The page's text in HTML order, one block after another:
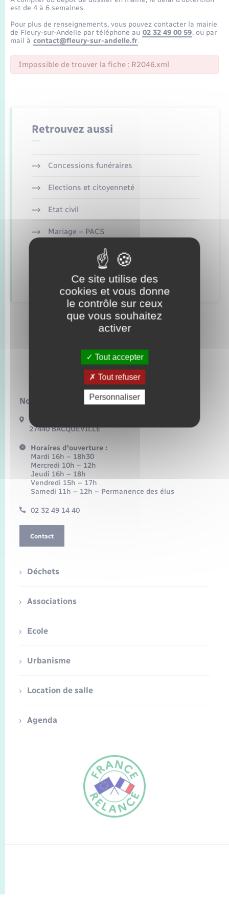
FR
Etat-civil - Papiers - Citoyenneté
Mariage – PACS
Parrainage civil
Logement - Urbanisme
Numérique
Seniors
Transports scolaires
Voirie et espace public
Travaux - Autorisation d’occupation de l’espace
public
Compétences
Plan interactif
Publications
La Communauté de communes
est de 4 à 6 semaines.
Pour plus de renseignements, vous pouvez contacter la mairie
de Fleury-sur-Andelle par téléphone au 02 32 49 00 59, ou par
mail à contact@fleury-sur-andelle.fr.
Impossible de trouver la fiche : R2046.xml
Retrouvez aussi
Concessions funéraires
Elections et citoyenneté
Etat civil
Mariage – PACS
Parrainage civil
Recensement
Bacqueville
Nous contacter :
17 Bis Route de Bonnemare
27440 BACQUEVILLE
Horaires d'ouverture :
Mardi 16h – 18h30
Mercredi 10h – 12h
Jeudi 16h – 18h
Vendredi 15h – 17h
Samedi 11h – 12h – Permanence des élus
02 32 49 14 40
Contact
Déchets
Associations
Ecole
Urbanisme
Location de salle
Agenda
Ce site utilise des
cookies et vous donne
le contrôle sur ceux
que vous souhaitez
activer
Tout accepter
Tout refuser
Personnaliser